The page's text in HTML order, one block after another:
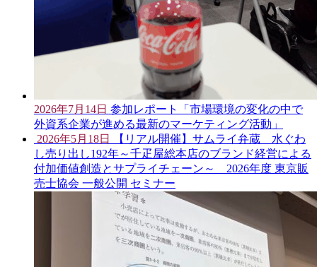
2026年7月14日 参加レポート「市場環境の変化の中で
外資系企業が進める最新のマーケティング活動」
2026年5月18日
【リアル開催】サムライ弁蔵 水ぐわ
し売り出し192年～千疋屋総本店のブランド経営による
付加価値創造とサプライチェーン～ 2026年度 東京販
売士協会 一般公開 セミナー